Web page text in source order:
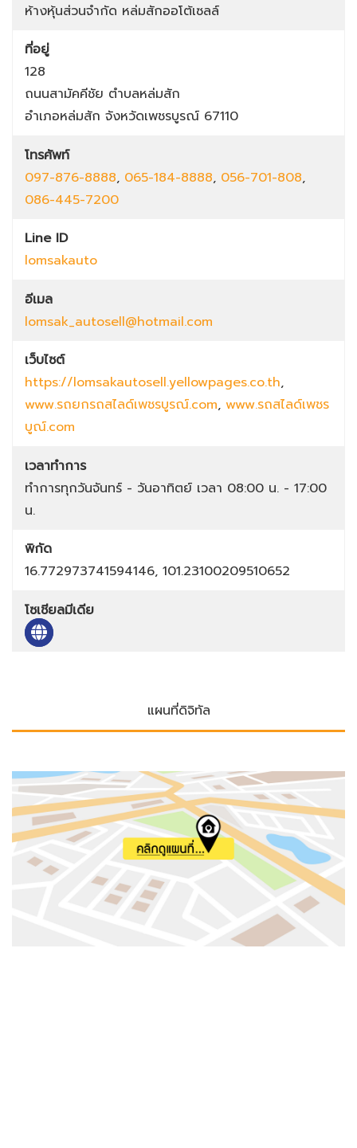
ห้างหุ้นส่วนจำกัด หล่มสักออโต้เซลล์
ที่อยู่
128
ถนนสามัคคีชัย ตำบลหล่มสัก
อำเภอหล่มสัก จังหวัดเพชรบูรณ์ 67110
โทรศัพท์
097-876-8888, 065-184-8888, 056-701-808,
086-445-7200
Line ID
lomsakauto
อีเมล
lomsak_autosell@hotmail.com
เว็บไซต์
https://lomsakautosell.yellowpages.co.th,
www.รถยกรถสไลด์เพชรบูรณ์.com, www.รถสไลด์เพชร
บูณ์.com
เวลาทำการ
ทำการทุกวันจันทร์ - วันอาทิตย์ เวลา 08:00 น. - 17:00
น.
พิกัด
16.772973741594146, 101.23100209510652
โซเชียลมีเดีย
แผนที่ดิจิทัล